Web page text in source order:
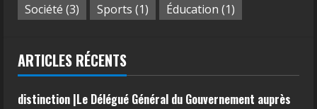
Société (3) Sports (1) Éducation (1)
ARTICLES RÉCENTS
distinction |Le Délégué Général du Gouvernement auprès